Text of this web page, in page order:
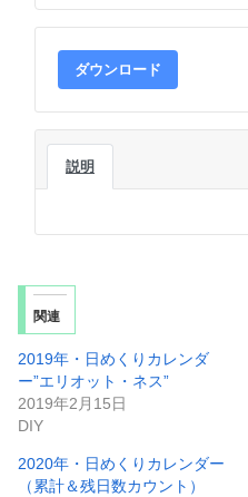
ダウンロード
説明
関連
2019年・日めくりカレンダ
ー”エリオット・ネス”
2019年2月15日
DIY
2020年・日めくりカレンダー
（累計＆残日数カウント）